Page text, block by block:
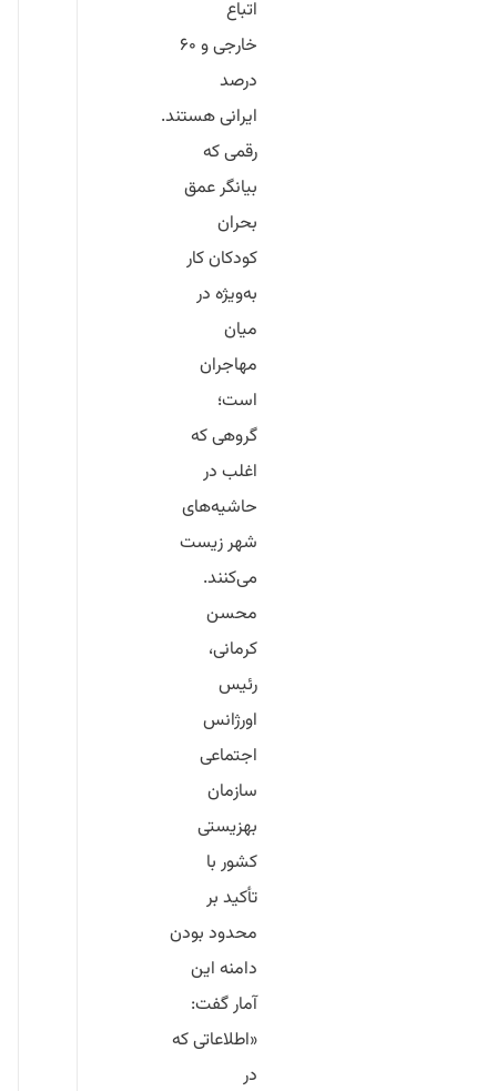
اتباع
خارجیو ۶۰
درصد
ایرانیهستند.
رقمی که
بیانگر عمق
بحران
کودکان کار
به‌ویژه در
میان
مهاجران
است؛
گروهی که
اغلب در
حاشیه‌های
شهر زیست
می‌کنند.
محسن
کرمانی،
رئیس
اورژانس
اجتماعی
سازمان
بهزیستی
کشور با
تأکید بر
محدود بودن
دامنه این
آمار گفت:
«اطلاعاتی که
در